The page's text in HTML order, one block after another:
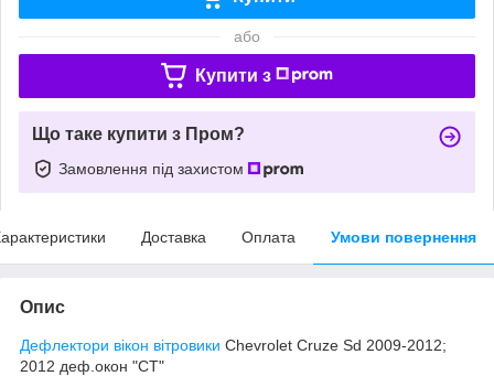
або
Купити з
Що таке купити з Пром?
Замовлення під захистом
Доставка Оплата Умови повернення
Опис
Дефлектори вікон вітровики Chevrolet Cruze Sd 2009-2012;
2012 деф.окон "CT"